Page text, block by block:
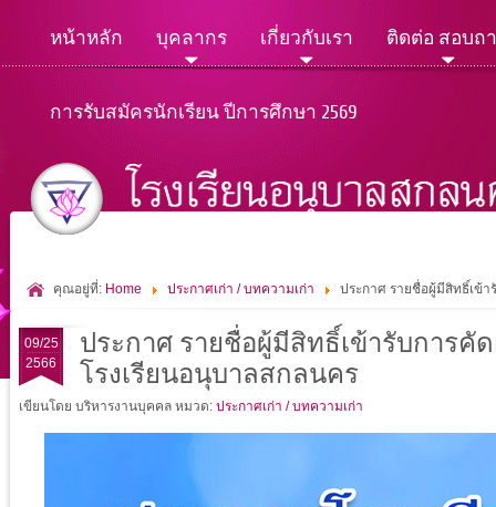
หน้าหลัก บุคลากร เกี่ยวกับเรา ติดต่อ สอบถ
การรับสมัครนักเรียน ปีการศึกษา 2569
คุณอยู่ที่: Home ประกาศเก่า / บทความเก่า ประกาศ รายชื่อผู้มีสิทธิ์เข้า
09/25
2566
ประกาศ รายชื่อผู้มีสิทธิ์เข้ารับการคั
โรงเรียนอนุบาลสกลนคร
เขียนโดย บริหารงานบุคคล หมวด: ประกาศเก่า / บทความเก่า